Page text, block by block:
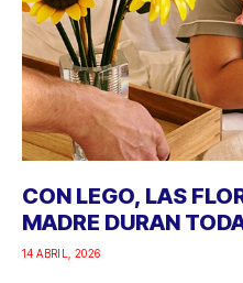
CON LEGO, LAS
MADRE DURAN
14 ABRIL, 2026